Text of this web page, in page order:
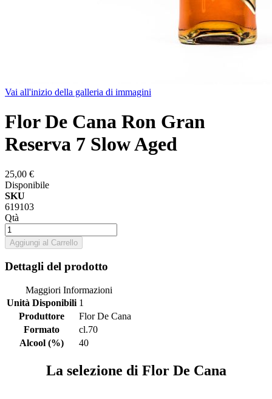
Vai all'inizio della galleria di immagini
Flor De Cana Ron Gran
Reserva 7 Slow Aged
25,00 €
Disponibile
SKU
619103
Qtà
Aggiungi al Carrello
Dettagli del prodotto
Maggiori Informazioni
Unità Disponibili 1
Produttore
Flor De Cana
Formato
cl.70
Alcool (%)
40
La selezione di Flor De Cana